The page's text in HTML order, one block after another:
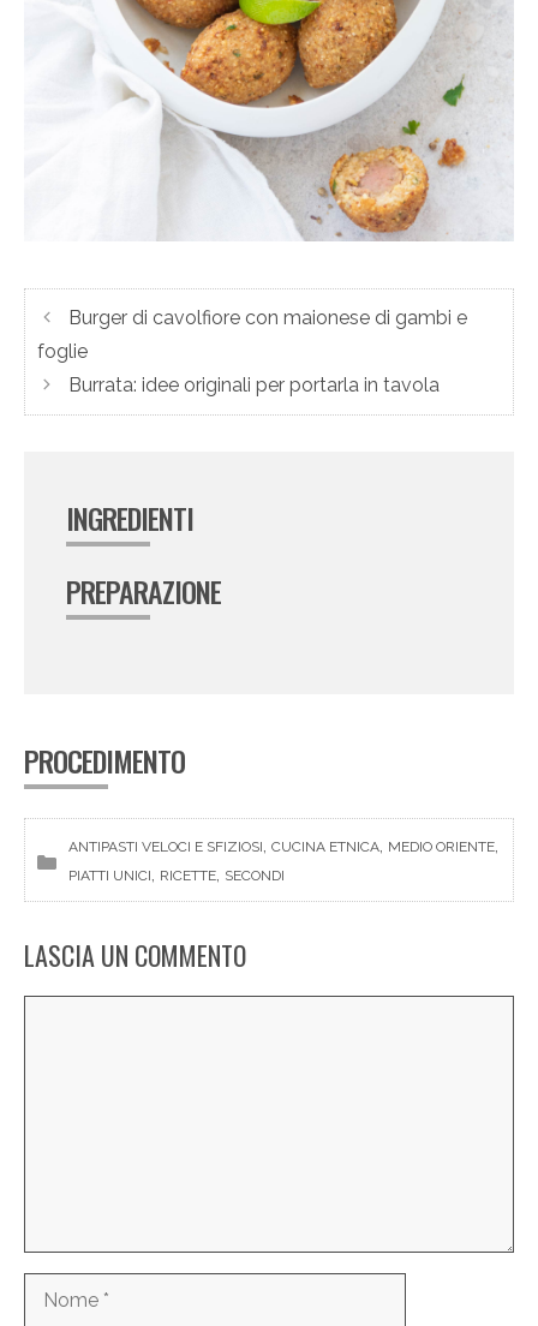
Burger di cavolfiore con maionese di gambi e
foglie
Burrata: idee originali per portarla in tavola
INGREDIENTI
PREPARAZIONE
PROCEDIMENTO
ANTIPASTI VELOCI E SFIZIOSI, CUCINA ETNICA, MEDIO ORIENTE
PIATTI UNICI, RICETTE, SECONDI
LASCIA UN COMMENTO